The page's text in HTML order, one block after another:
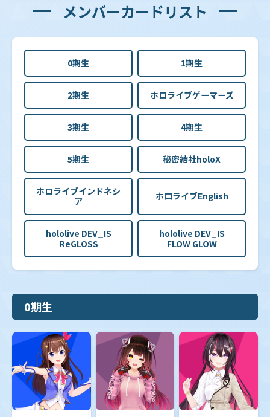
メンバーカードリスト
0期生 1期生
2期生 ホロライブゲーマーズ
3期生 4期生
5期生 秘密結社holoX
ホロライブインドネシ
ア
ホロライブEnglish
hololive DEV_IS
ReGLOSS
hololive DEV_IS
FLOW GLOW
0期生